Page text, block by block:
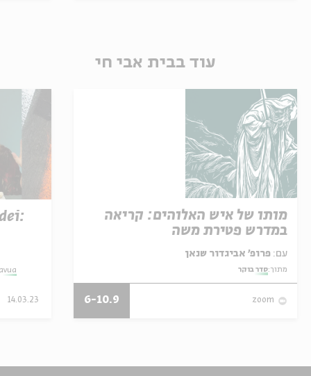
עוד בבית אבי חי
מותו של איש האלוהים: קריאה
במדרש פטירת משה
עם:
מתוך:סדר בוקר
zoom
6-10.9
14.03.23